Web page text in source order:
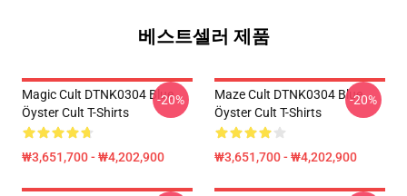
베스트셀러 제품
Magic Cult DTNK0304 Blue
Öyster Cult T-Shirts
₩3,651,700 - ₩4,202,900
-20%
Maze Cult DTNK0304 Blue
Öyster Cult T-Shirts
₩3,651,700 - ₩4,202,900
-20%